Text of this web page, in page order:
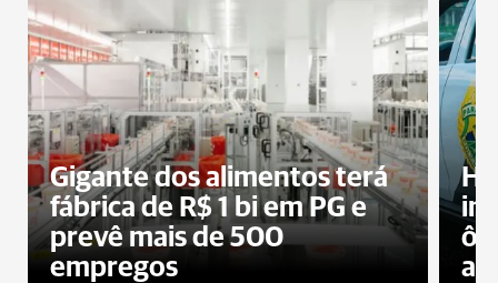
Gigante dos alimentos terá
fábrica de R$ 1 bi em PG e
prevê mais de 500
empregos